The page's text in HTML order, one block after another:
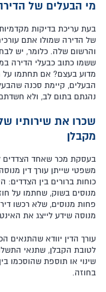
מי הבעלים של
בעת עריכת בדיקות
של הדירה שמולו אתם
והרשום שלה. כלומר, יש
ששמו כתוב כבעלי הדירה
מדוע בעצם? אם תחתמו על
הבעלים, קיימת סכנה
נהגתם בתום לב, ולא
שכרו את שירותיו של
מקבלן
בעסקת מכר שאחד הצדדים
משפטי שייתן עורך דין
כוחות ברורים בין
מנוסים בשוק, שחתמו על
פחות מנוסים, שלא רכשו
מנוסה שידע לייצג את
עורך הדין יוודא שהתנאים
לטובת הקבלן, שתנאי
שינוי או תוספת שהוסכמו
בחוזה.